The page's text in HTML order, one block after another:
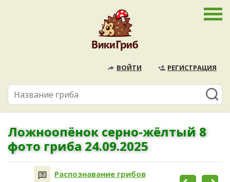
ВОЙТИ РЕГИСТРАЦИЯ
Ложноопёнок серно-жёлтый 8
фото гриба 24.09.2025
Распознавание грибов